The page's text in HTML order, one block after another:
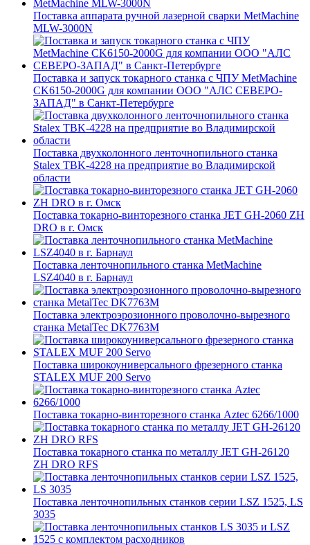
Поставка аппарата ручной лазерной сварки MetMachine
MLW-3000N
Поставка и запуск токарного станка с ЧПУ MetMachine
CK6150-2000G для компании ООО "АЛС СЕВЕРО-
ЗАПАД" в Санкт-Петербурге
Поставка двухколонного ленточнопильного станка
Stalex TBK-4228 на предприятие во Владимирской
области
Поставка токарно-винторезного станка JET GH-2060 ZH
DRO в г. Омск
Поставка ленточнопильного станка MetMachine
LSZ4040 в г. Барнаул
Поставка электроэрозионного проволочно-вырезного
станка MetalTec DK7763M
Поставка широкоуниверсального фрезерного станка
STALEX MUF 200 Servo
Поставка токарно-винторезного станка Aztec 6266/1000
Поставка токарного станка по металлу JET GH-26120
ZH DRO RFS
Поставка ленточнопильных станков серии LSZ 1525, LS
3035